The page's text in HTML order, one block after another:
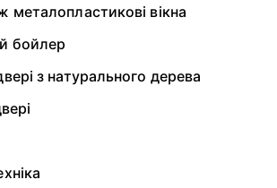
металопластикові вікна
бойлер
з натурального дерева